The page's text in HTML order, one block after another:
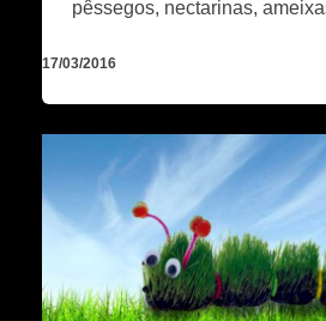
pêssegos, nectarinas,
17/03/2016